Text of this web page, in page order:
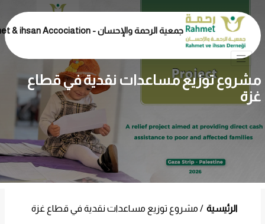
جمعية الرحمة والإحسان - Rahmet & ihsan Accociation
مشروع توزيع مساعدات نقدية في قطاع
غزة
الرئيسية مشروع توزيع مساعدات نقدية في قطاع غزة